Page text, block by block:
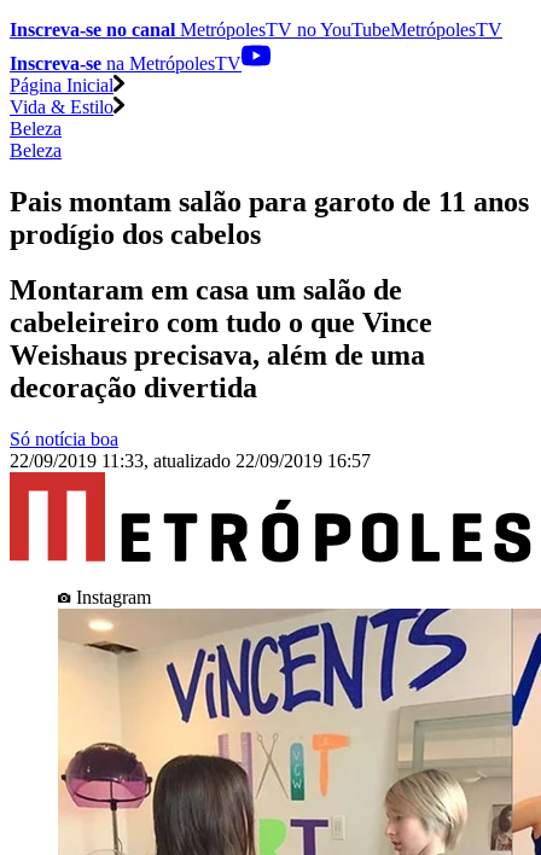
Inscreva-se no canal MetrópolesTV noYouTubeMetrópolesTV
Inscreva-se na MetrópolesTV
Página Inicial
Vida & Estilo
Beleza
Beleza
Pais montam salão para garoto de 11 anos
prodígio dos cabelos
Montaram em casa um salão de
cabeleireiro com tudo o que Vince
Weishaus precisava, além de uma
decoração divertida
Só notícia boa
22/09/2019 11:33, atualizado 22/09/2019 16:57
Instagram